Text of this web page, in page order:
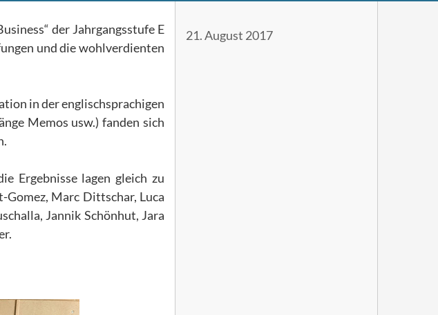
der Jahrgangsstufe E
und die wohlverdienten
in der englischsprachigen
Memos usw.) fanden sich
Ergebnisse lagen gleich zu
Gomez, Marc Dittschar, Luca
Jannik Schönhut, Jara
21. August 2017